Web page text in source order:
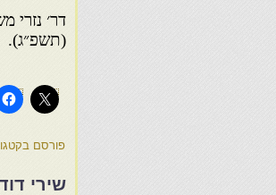
דר׳ נזרי
(תשפ״ג).
פורסם
שירי